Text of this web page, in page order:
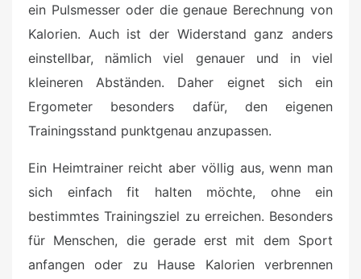
ein Pulsmesser oder die genaue Berechnung von
Kalorien. Auch ist der Widerstand ganz anders
einstellbar, nämlich viel genauer und in viel
kleineren Abständen. Daher eignet sich ein
Ergometer besonders dafür, den eigenen
Trainingsstand punktgenau anzupassen.
Ein Heimtrainer reicht aber völlig aus, wenn man
sich einfach fit halten möchte, ohne ein
bestimmtes Trainingsziel zu erreichen. Besonders
für Menschen, die gerade erst mit dem Sport
anfangen oder zu Hause Kalorien verbrennen